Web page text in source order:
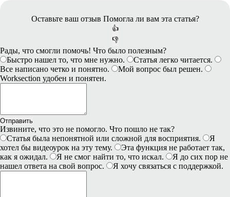
Оставьте ваш отзыв Помогла ли вам эта статья?
👍
👎
Рады, что смогли помочь! Что было полезным?
Быстро нашел то, что мне нужно.
Статья легко читается.
Все написано четко и понятно.
Мой вопрос был решен.
Worksection удобен и понятен.
Отправить
Извините, что это не помогло. Что пошло не так?
Статья была непонятной или сложной для восприятия.
Я
хотел бы видеоурок на эту тему.
Эта функция не работает так,
как я ожидал.
Я не смог найти то, что искал.
Я до сих пор не
нашел ответа на свой вопрос.
Я хочу связаться с поддержкой.